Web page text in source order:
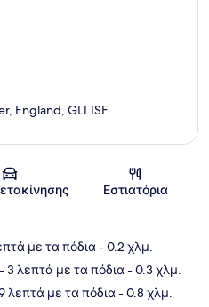
Χάρτης
England, GL1 1SF
Εστιατόρια
με τα πόδια- 0.2 χλμ.
- 3 λεπτά με τα πόδια- 0.3 χλμ.
λεπτά με τα πόδια- 0.8 χλμ.